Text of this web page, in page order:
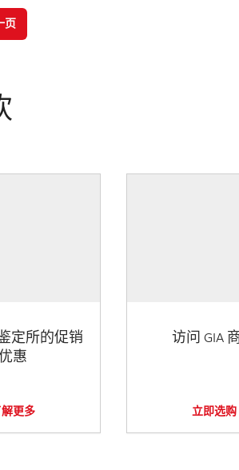
页
定所的促销
惠
更多
访问 GIA
立即选购